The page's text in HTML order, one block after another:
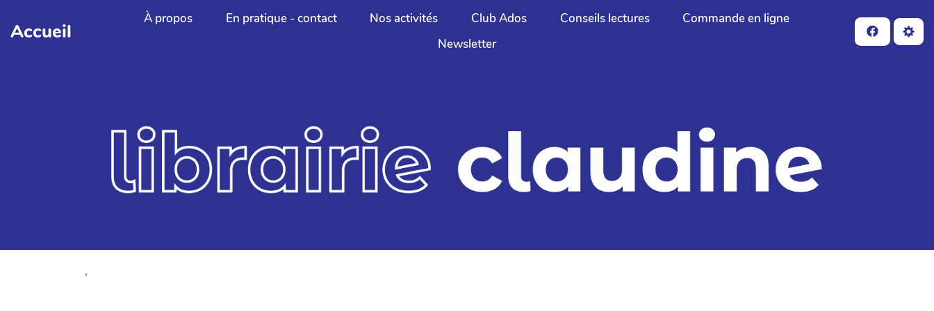
Aller au contenu principal
Accueil
À propos En pratique - contact Nos activités Club Ados Conseils lectures
Commande en ligne
Newsletter
,